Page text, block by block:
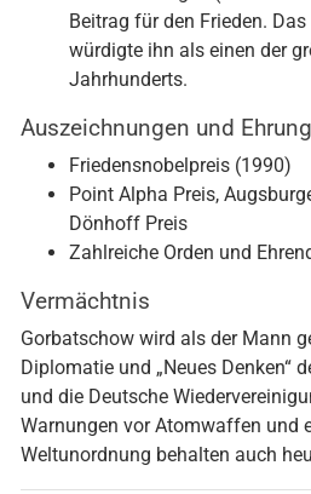
Beitrag für den Frieden.
würdigte ihn als einen der
Jahrhunderts.
Auszeichnungen und
Friedensnobelpreis (1990)
Point Alpha Preis,
Dönhoff Preis
Zahlreiche Orden und
Vermächtnis
Gorbatschow wird als der Mann
Diplomatie und „Neues Denken“
und die Deutsche
Warnungen vor Atomwaffen und
Weltunordnung behalten auch